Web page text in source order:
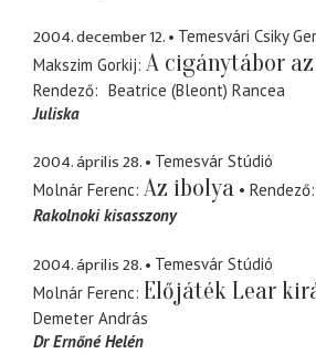
2004. december 12.
Temesvári Csiky
Makszim Gorkij A cigánytábor
Rendező
Beatrice (Bleont) Rancea
Juliska
2004. április 28.
Temesvár Stúdió
Molnár Ferenc Az ibolya Rendező
Rakolnoki kisasszony
2004. április 28.
Temesvár Stúdió
Molnár Ferenc Előjáték Lear
Demeter András
Dr Ernőné Helén